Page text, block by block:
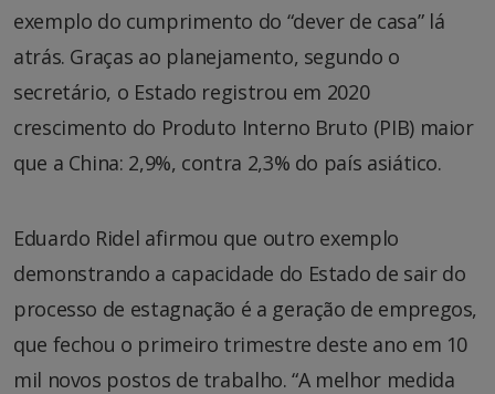
exemplo do cumprimento do “dever de casa” lá
atrás. Graças ao planejamento, segundo o
secretário, o Estado registrou em 2020
crescimento do Produto Interno Bruto (PIB) maior
que a China: 2,9%, contra 2,3% do país asiático.
Eduardo Ridel afirmou que outro exemplo
demonstrando a capacidade do Estado de sair do
processo de estagnação é a geração de empregos,
que fechou o primeiro trimestre deste ano em 10
mil novos postos de trabalho. “A melhor medida